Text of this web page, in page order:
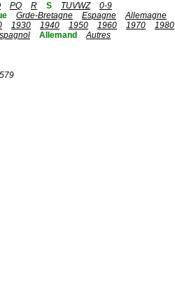
PQ R S TUVWZ
0-9
Grde-Bretagne Espagne Allemagne
1930 1940 1950 1960 1970 1980
Allemand
Autres